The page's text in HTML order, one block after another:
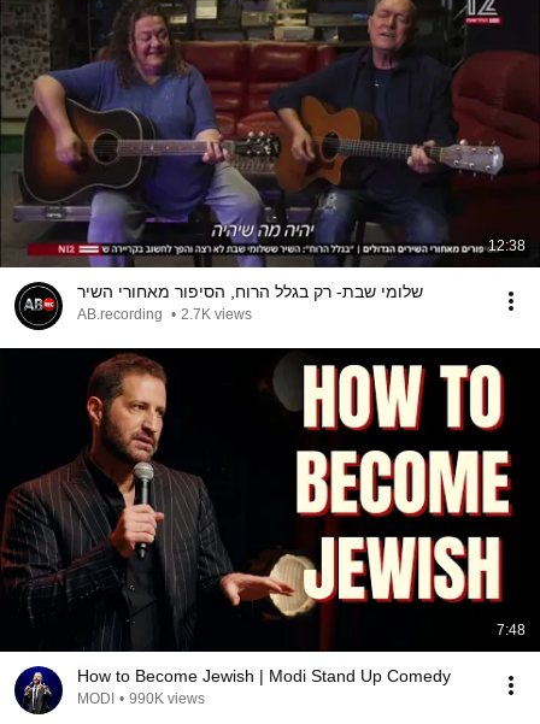
12:38
שלומי שבת- רק בגלל הרוח, הסיפור מאחורי השיר
AB.recording • 2.7K views
7:48
How to Become Jewish | Modi Stand Up Comedy
MODI • 990K views